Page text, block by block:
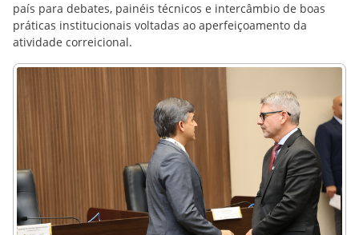
país para debates, painéis técnicos e intercâmbio de boas
práticas institucionais voltadas ao aperfeiçoamento da
atividade correicional.